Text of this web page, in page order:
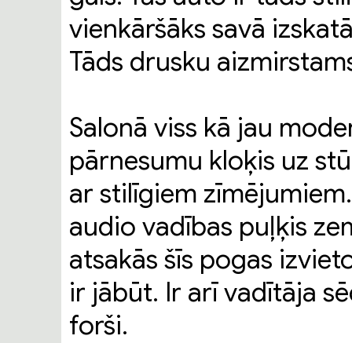
vienkāršāks savā
Tāds drusku
Salonā viss kā jau
pārnesumu kloķis uz
ar stilīgiem
audio vadības puļķis
atsakās šīs pogas
ir jābūt. Ir arī vadītāja
forši.